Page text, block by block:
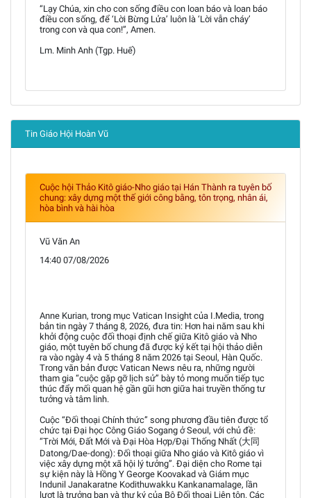
“Lạy Chúa, xin cho con sống điều con loan báo và loan báo
điều con sống, để ‘Lời Bừng Lửa’ luôn là ‘Lời vẫn cháy’
trong con và qua con!”, Amen.
Lm. Minh Anh (Tgp. Huế)
Tin Giáo Hội Hoàn Vũ
Cuộc hội Thảo Kitô giáo-Nho giáo tại Hán Thành ra tuyên bố
chung: xây dựng một thế giới công bằng, tôn trọng, nhân ái,
hòa bình và hài hòa
Vũ Văn An
14:40 07/08/2026
Anne Kurian, trong mục Vatican Insight của I.Media, trong
bản tin ngày 7 tháng 8, 2026, đưa tin: Hơn hai năm sau khi
khởi động cuộc đối thoại định chế giữa Kitô giáo và Nho
giáo, một tuyên bố chung đã được ký kết tại hội thảo diễn
ra vào ngày 4 và 5 tháng 8 năm 2026 tại Seoul, Hàn Quốc.
Trong văn bản được Vatican News nêu ra, những người
tham gia “cuộc gặp gỡ lịch sử” bày tỏ mong muốn tiếp tục
thúc đẩy mối quan hệ gần gũi hơn giữa hai truyền thống tư
tưởng và tâm linh.
Cuộc “Đối thoại Chính thức” song phương đầu tiên được tổ
chức tại Đại học Công Giáo Sogang ở Seoul, với chủ đề:
“Trời Mới, Đất Mới và Đại Hòa Hợp/Đại Thống Nhất (大同
Datong/Dae-dong): Đối thoại giữa Nho giáo và Kitô giáo vì
việc xây dựng một xã hội lý tưởng”. Đại diện cho Rome tại
sự kiện này là Hồng Y George Koovakad và Giám mục
Indunil Janakaratne Kodithuwakku Kankanamalage, lần
lượt là trưởng ban và thư ký của Bộ Đối thoại Liên tôn. Các